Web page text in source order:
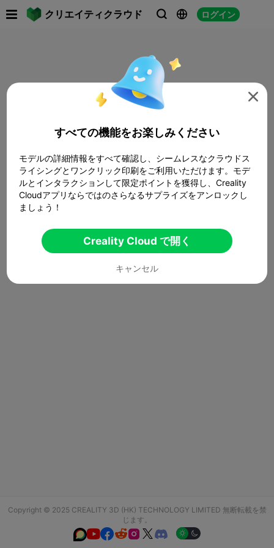
クリエイティクラウド   ログイン
Copyright © 2025 CREALITY 3D (HK) TECHNOLOGY LIMITED 無断転載を禁
じます。
  

すべての機能をお楽しみください
モデルの詳細情報をすべて確認し、シームレスなクラウドス
ライシングとワンクリック印刷をご利用いただけます。モデ
ルとインタラクションして限定ポイントを獲得し、Creality
Cloudアプリならではのさらなるサプライズをアンロックし
ましょう！
Creality Cloud で開く
キャンセル